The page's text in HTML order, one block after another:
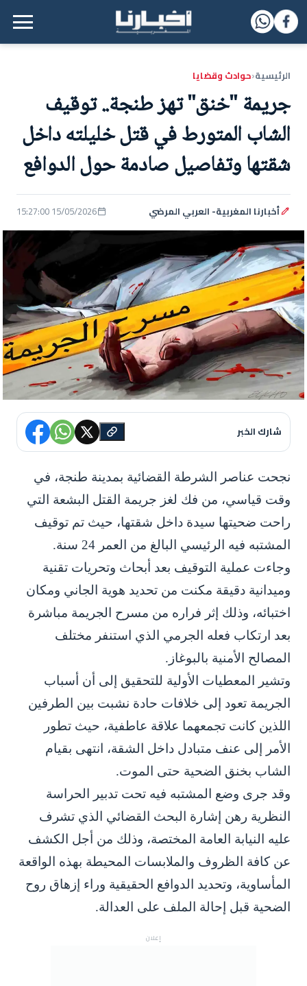
القائمة الرئيسية
الرئيسية‹حوادث وقضايا
جريمة "خنق" تهز طنجة.. توقيف
الشاب المتورط في قتل خليلته داخل
شقتها وتفاصيل صادمة حول الدوافع
أخبارنا المغربية- العربي المرضي 15/05/2026 15:27:00
شارك الخبر
نجحت عناصر الشرطة القضائية بمدينة طنجة، في
وقت قياسي، من فك لغز جريمة القتل البشعة التي
راحت ضحيتها سيدة داخل شقتها، حيث تم توقيف
المشتبه فيه الرئيسي البالغ من العمر 24 سنة.
وجاءت عملية التوقيف بعد أبحاث وتحريات تقنية
وميدانية دقيقة مكنت من تحديد هوية الجاني ومكان
اختبائه، وذلك إثر فراره من مسرح الجريمة مباشرة
بعد ارتكاب فعله الجرمي الذي استنفر مختلف
المصالح الأمنية بالبوغاز.
وتشير المعطيات الأولية للتحقيق إلى أن أسباب
الجريمة تعود إلى خلافات حادة نشبت بين الطرفين
اللذين كانت تجمعهما علاقة عاطفية، حيث تطور
الأمر إلى عنف متبادل داخل الشقة، انتهى بقيام
الشاب بخنق الضحية حتى الموت.
وقد جرى وضع المشتبه فيه تحت تدبير الحراسة
النظرية رهن إشارة البحث القضائي الذي تشرف
عليه النيابة العامة المختصة، وذلك من أجل الكشف
عن كافة الظروف والملابسات المحيطة بهذه الواقعة
المأساوية، وتحديد الدوافع الحقيقية وراء إزهاق روح
الضحية قبل إحالة الملف على العدالة.
إعلان